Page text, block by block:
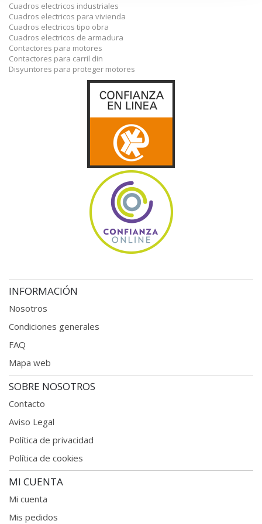
Cuadros electricos industriales
Cuadros electricos para vivienda
Cuadros electricos tipo obra
Cuadros electricos de armadura
Contactores para motores
Contactores para carril din
Disyuntores para proteger motores
INFORMACIÓN
Nosotros
Condiciones generales
FAQ
Mapa web
SOBRE NOSOTROS
Contacto
Aviso Legal
Política de privacidad
Política de cookies
MI CUENTA
Mi cuenta
Mis pedidos